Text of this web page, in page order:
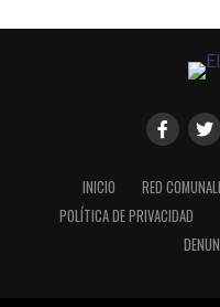
INICIO RED
POLÍTICA DE PRIVACIDAD